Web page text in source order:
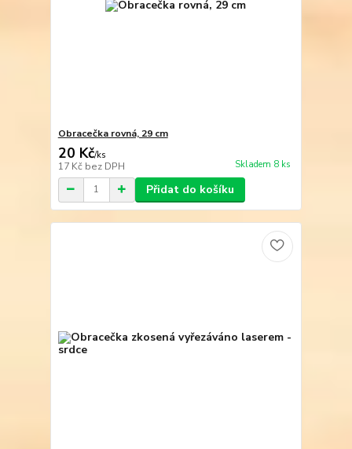
Obracečka rovná, 29 cm
20 Kč/ks
17 Kč bez DPH Skladem 8 ks
Přidat do košíku